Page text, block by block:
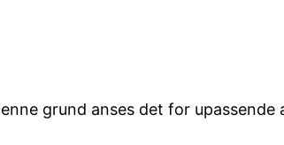
grund anses det for